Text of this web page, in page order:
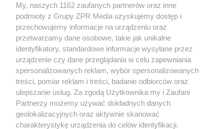
Żaden utwór zamieszczony w serwisie nie może być powielany i
rozpowszechniany lub dalej rozpowszechniany w jakikolwiek sposób (w
tym także elektroniczny lub mechaniczny) na jakimkolwiek polu
eksploatacji w jakiejkolwiek formie, włącznie z umieszczaniem w
Internecie bez pisemnej zgody właściciela praw. Jakiekolwiek użycie lub
wykorzystanie utworów w całości lub w części z naruszeniem prawa,
tzn. bez właściwej zgody, jest zabronione pod groźbą kary i może być
ścigane prawnie.
My, naszych 1162 zaufanych partnerów oraz inne
podmioty z Grupy ZPR Media uzyskujemy dostęp i
przechowujemy informacje na urządzeniu oraz
przetwarzamy dane osobowe, takie jak unikalne
identyfikatory, standardowe informacje wysyłane przez
urządzenie czy dane przeglądania w celu zapewniania
spersonalizowanych reklam, wybór spersonalizowanych
treści, pomiar reklam i treści, badanie odbiorców oraz
ulepszanie usług. Za zgodą Użytkownika my i Zaufani
Partnerzy możemy używać dokładnych danych
geolokalizacyjnych oraz aktywnie skanować
charakterystykę urządzenia do celów identyfikacji.